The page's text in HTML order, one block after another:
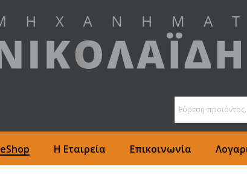
eShop Η Εταιρεία Επικοινωνία